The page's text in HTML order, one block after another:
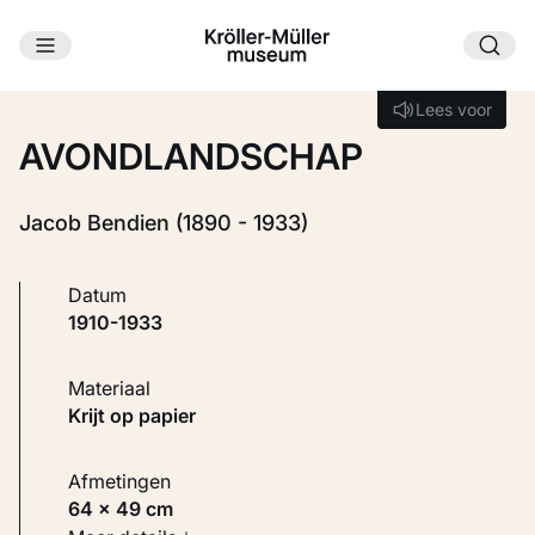
Ga naar hoofdinhoud
Lees voor
Lees voor
AVONDLANDSCHAP
Jacob Bendien (1890 - 1933)
Datum
1910-1933
Materiaal
Krijt op papier
Afmetingen
64 × 49 cm